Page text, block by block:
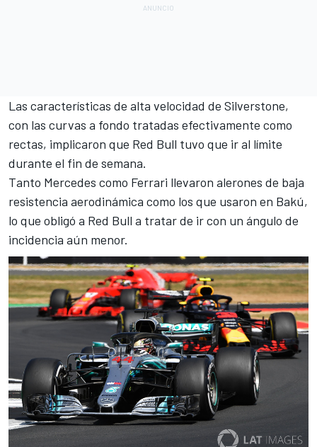
Las características de alta velocidad de Silverstone,
con las curvas a fondo tratadas efectivamente como
rectas, implicaron que Red Bull tuvo que ir al límite
durante el fin de semana.
Tanto Mercedes como Ferrari llevaron alerones de baja
resistencia aerodinámica como los que usaron en Bakú,
lo que obligó a Red Bull a tratar de ir con un ángulo de
incidencia aún menor.